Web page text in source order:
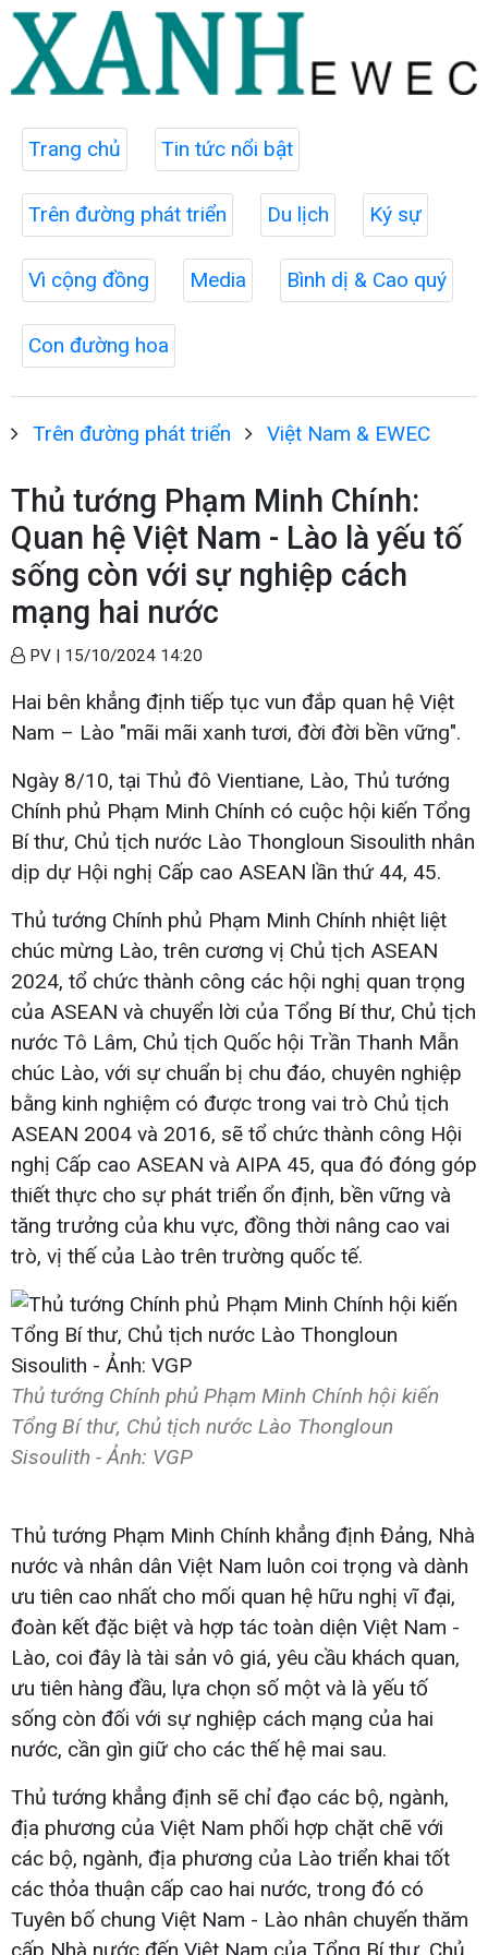
Trang chủ Tin tức nổi bật
Trên đường phát triển Du lịch Ký sự
Vì cộng đồng Media Bình dị & Cao quý
Con đường hoa
Trên đường phát triển Việt Nam & EWEC
Thủ tướng Phạm Minh Chính:
Quan hệ Việt Nam - Lào là yếu tố
sống còn với sự nghiệp cách
mạng hai nước
PV | 15/10/2024 14:20
Hai bên khẳng định tiếp tục vun đắp quan hệ Việt
Nam – Lào "mãi mãi xanh tươi, đời đời bền vững".
Ngày 8/10, tại Thủ đô Vientiane, Lào, Thủ tướng
Chính phủ Phạm Minh Chính có cuộc hội kiến Tổng
Bí thư, Chủ tịch nước Lào Thongloun Sisoulith nhân
dịp dự Hội nghị Cấp cao ASEAN lần thứ 44, 45.
Thủ tướng Chính phủ Phạm Minh Chính nhiệt liệt
chúc mừng Lào, trên cương vị Chủ tịch ASEAN
2024, tổ chức thành công các hội nghị quan trọng
của ASEAN và chuyển lời của Tổng Bí thư, Chủ tịch
nước Tô Lâm, Chủ tịch Quốc hội Trần Thanh Mẫn
chúc Lào, với sự chuẩn bị chu đáo, chuyên nghiệp
bằng kinh nghiệm có được trong vai trò Chủ tịch
ASEAN 2004 và 2016, sẽ tổ chức thành công Hội
nghị Cấp cao ASEAN và AIPA 45, qua đó đóng góp
thiết thực cho sự phát triển ổn định, bền vững và
tăng trưởng của khu vực, đồng thời nâng cao vai
trò, vị thế của Lào trên trường quốc tế.
Thủ tướng Chính phủ Phạm Minh Chính hội kiến
Tổng Bí thư, Chủ tịch nước Lào Thongloun
Sisoulith - Ảnh: VGP
Thủ tướng Phạm Minh Chính khẳng định Đảng, Nhà
nước và nhân dân Việt Nam luôn coi trọng và dành
ưu tiên cao nhất cho mối quan hệ hữu nghị vĩ đại,
đoàn kết đặc biệt và hợp tác toàn diện Việt Nam -
Lào, coi đây là tài sản vô giá, yêu cầu khách quan,
ưu tiên hàng đầu, lựa chọn số một và là yếu tố
sống còn đối với sự nghiệp cách mạng của hai
nước, cần gìn giữ cho các thế hệ mai sau.
Thủ tướng khẳng định sẽ chỉ đạo các bộ, ngành,
địa phương của Việt Nam phối hợp chặt chẽ với
các bộ, ngành, địa phương của Lào triển khai tốt
các thỏa thuận cấp cao hai nước, trong đó có
Tuyên bố chung Việt Nam - Lào nhân chuyến thăm
cấp Nhà nước đến Việt Nam của Tổng Bí thư, Chủ